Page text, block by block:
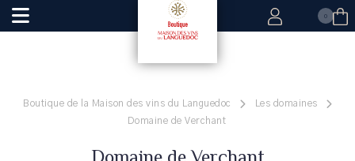
0
Boutique de la Maison des vins du Languedoc
Les domaines
Domaine de Verchant
Domaine de Verchant